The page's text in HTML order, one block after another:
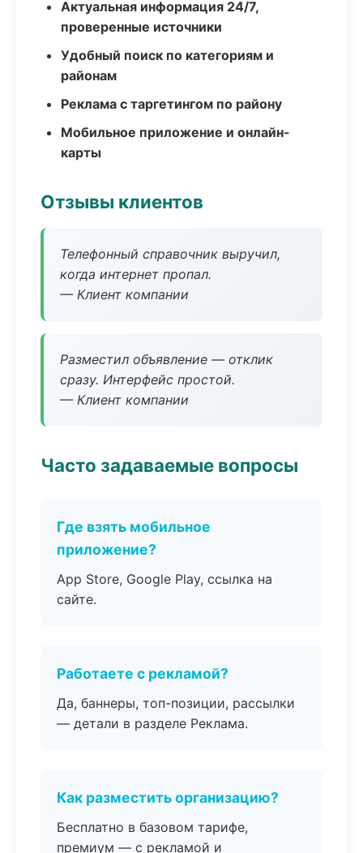
Актуальная информация 24/7,
проверенные источники
Удобный поиск по категориям и
районам
Реклама с таргетингом по району
Мобильное приложение и онлайн-
карты
Отзывы клиентов
Телефонный справочник выручил,
когда интернет пропал.
— Клиент компании
Разместил объявление — отклик
сразу. Интерфейс простой.
— Клиент компании
Часто задаваемые вопросы
Где взять мобильное
приложение?
App Store, Google Play, ссылка на
сайте.
Работаете с рекламой?
Да, баннеры, топ-позиции, рассылки
— детали в разделе Реклама.
Как разместить организацию?
Бесплатно в базовом тарифе,
премиум — с рекламой и